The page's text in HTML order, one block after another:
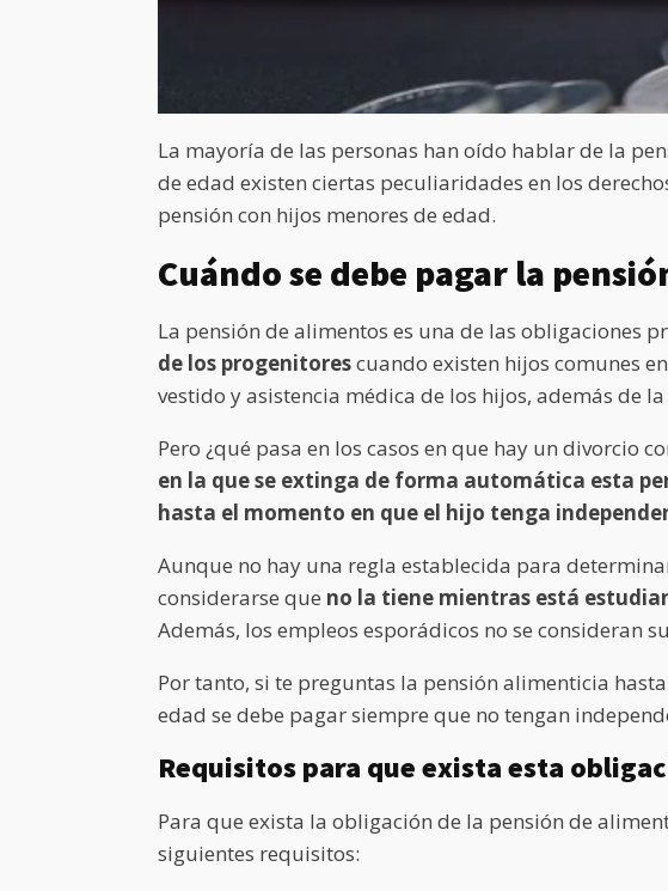
La mayoría de las personas han oído hablar de la
de edad existen ciertas peculiaridades en los
pensión con hijos menores de edad.
Cuándo se debe pagar la
La pensión de alimentos es una de las obligaciones
de los progenitorescuando existen hijos comunes
vestido y asistencia médica de los hijos, además de
Pero ¿qué pasa en los casos en que hay un divorcio
en la que se extinga de forma automática esta
hasta el momento en que el hijo tenga
Aunque no hay una regla establecida para
considerarse que no la tiene mientras está
Además, los empleos esporádicos no se consideran
Por tanto, si te preguntas la pensión alimenticia
edad se debe pagar siempre que no tengan
Requisitos para que exista esta
Para que exista la obligación de la pensión de
siguientes requisitos: